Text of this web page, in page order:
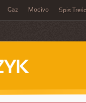
Gaz Modivo Spis